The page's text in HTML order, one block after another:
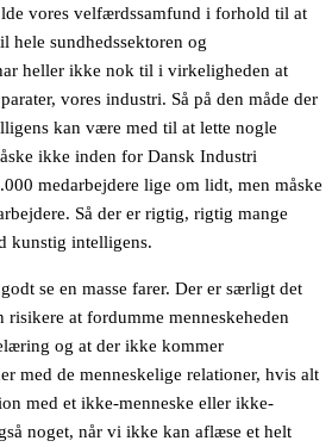
vores velfærdssamfund i forhold til at
hele sundhedssektoren og
heller ikke nok til i virkeligheden at
vores industri. Så på den måde der
kan være med til at lette nogle
ikke inden for Dansk Industri
medarbejdere lige om lidt, men måske
Så der er rigtig, rigtig mange
kunstig intelligens.
se en masse farer. Der er særligt det
risikere at fordumme menneskeheden
og at der ikke kommer
med de menneskelige relationer, hvis alt
med et ikke-menneske eller ikke-
noget, når vi ikke kan aflæse et helt